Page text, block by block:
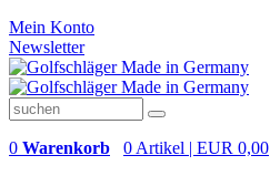
Mein Konto
Newsletter
0 Warenkorb 0 Artikel | EUR 0,00